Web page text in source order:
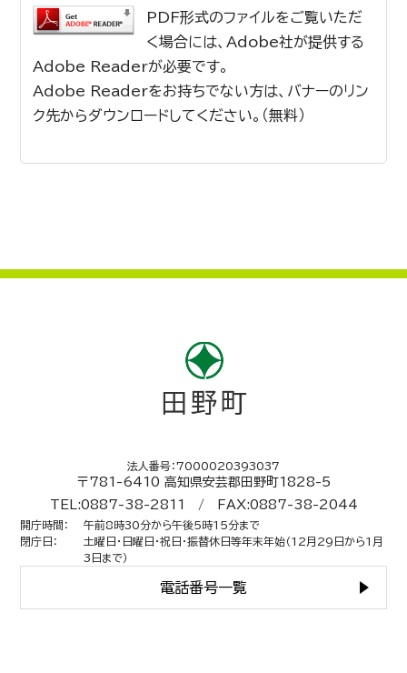
PDF形式のファイルをご覧いただ
く場合には、Adobe社が提供する
Adobe Readerが必要です。
Adobe Readerをお持ちでない方は、バナーのリン
ク先からダウンロードしてください。（無料）
法人番号：7000020393037
〒781-6410 高知県安芸郡田野町1828-5
TEL:0887-38-2811 / FAX:0887-38-2044
開庁時間 ：
午前8時30分から午後5時15分まで
閉庁日 ：
土曜日・日曜日・祝日・振替休日等年末年始（12月29日から1月
3日まで）
電話番号一覧